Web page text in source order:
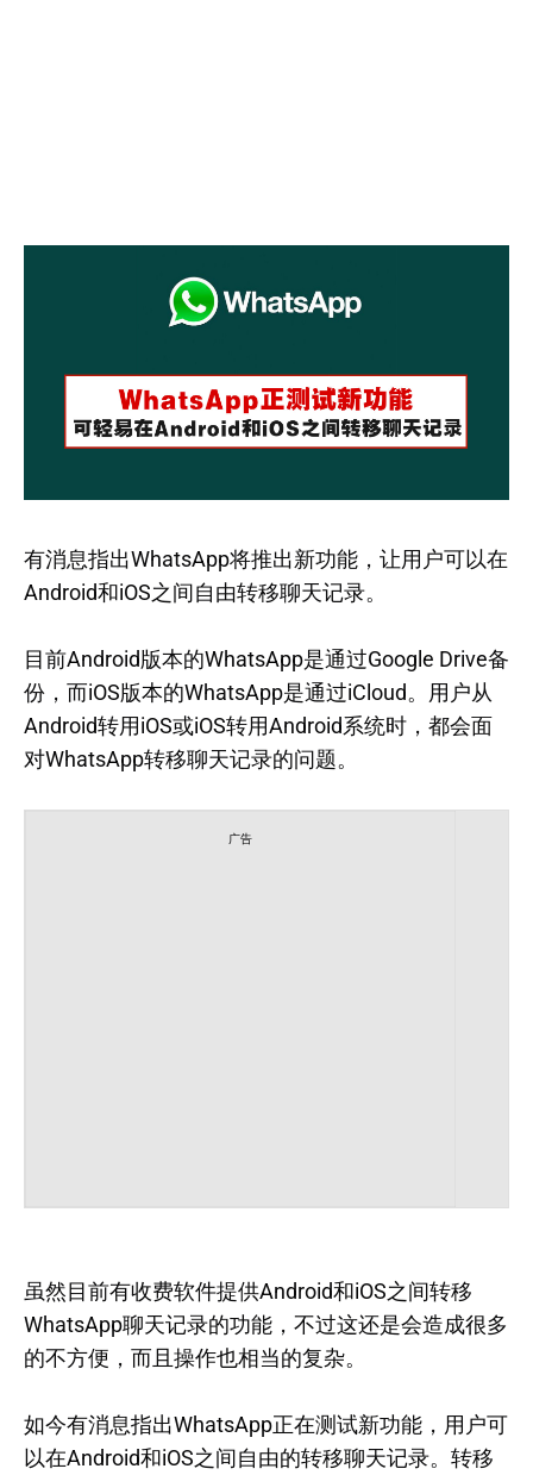
有消息指出WhatsApp将推出新功能，让用户可以在
Android和iOS之间自由转移聊天记录。
目前Android版本的WhatsApp是通过Google Drive备
份，而iOS版本的WhatsApp是通过iCloud。用户从
Android转用iOS或iOS转用Android系统时，都会面
对WhatsApp转移聊天记录的问题。
广告
虽然目前有收费软件提供Android和iOS之间转移
WhatsApp聊天记录的功能，不过这还是会造成很多
的不方便，而且操作也相当的复杂。
如今有消息指出WhatsApp正在测试新功能，用户可
以在Android和iOS之间自由的转移聊天记录。转移